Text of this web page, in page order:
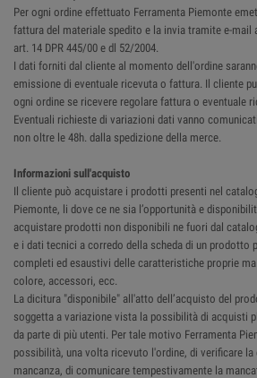
Per ogni ordine effettuato Ferramenta Piemonte
fattura del materiale spedito e la invia tramite e-mail
art. 14 DPR 445/00 e dl 52/2004.
I dati forniti dal cliente al momento dell'ordine
emissione di eventuale ricevuta o fattura. Il cliente
ogni ordine se ricevere regolare fattura o eventuale
Eventuali richieste di variazioni dati vanno
non oltre le 48h. dalla spedizione della merce.
Informazioni sull'acquisto
Il cliente può acquistare i prodotti presenti nel
Piemonte, li dove ce ne sia l’opportunità e
acquistare prodotti non disponibili ne fuori dal
e i dati tecnici a corredo della scheda di un prodotto
completi ed esaustivi delle caratteristiche proprie
colore, accessori, ecc.
La dicitura "disponibile" all'atto dell’acquisto del
soggetta a variazione vista la possibilità di acquisti
da parte di più utenti. Per tale motivo Ferramenta
possibilità, una volta ricevuto l'ordine, di verificare la
mancanza, di comunicare tempestivamente la